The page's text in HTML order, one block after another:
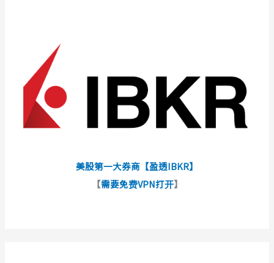
美股第一大券商【盈透IBKR】
【需要免费VPN打开】